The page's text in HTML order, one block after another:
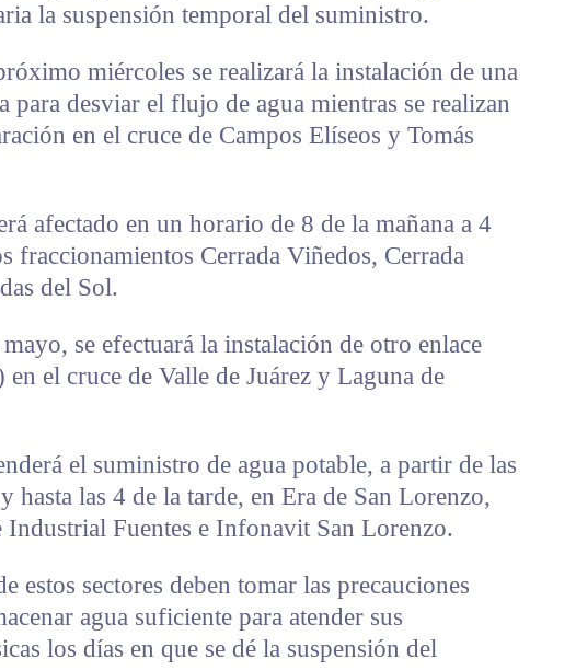
la suspensión temporal del suministro.
miércoles se realizará la instalación de una
para desviar el flujo de agua mientras se realizan
en el cruce de Campos Elíseos y Tomás
afectado en un horario de 8 de la mañana a 4
fraccionamientos Cerrada Viñedos, Cerrada
del Sol.
se efectuará la instalación de otro enlace
en el cruce de Valle de Juárez y Laguna de
el suministro de agua potable, a partir de las
hasta las 4 de la tarde, en Era de San Lorenzo,
Industrial Fuentes e Infonavit San Lorenzo.
estos sectores deben tomar las precauciones
agua suficiente para atender sus
los días en que se dé la suspensión del